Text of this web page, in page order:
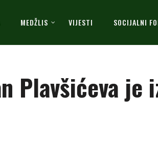
MEDŽLIS VIJESTI SOCIJALNI
Plavšićeva